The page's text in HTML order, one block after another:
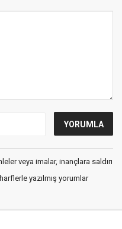
veya imalar, inançlara saldırı
yazılmış yorumlar